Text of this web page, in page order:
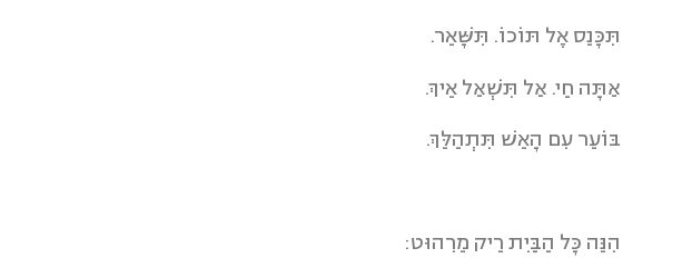
תִּכָּנֵס אֶל תּוֹכוֹ. תִּשָּׁאֵר.
אַתָּה חַי. אַל תִּשְׁאַל אֵיךְ.
בּוֹעֵר עִם הָאֵשׁ תִּתְהַלֵּךְ.
הִנֵּה כָּל הַבַּיִת רֵיק מֵרִהוּט: